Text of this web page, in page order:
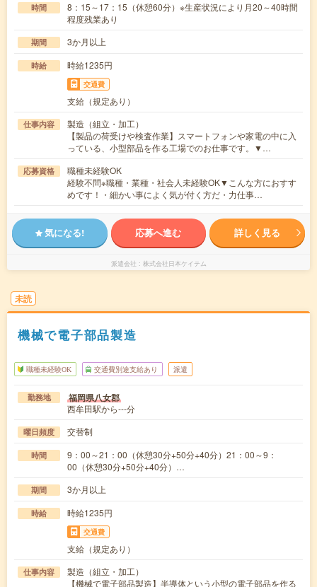
時間
8：15～17：15（休憩60分）※生産状況により月20～40時間
程度残業あり
期間 3か月以上
時給 時給1235円
交通費
支給（規定あり）
仕事内容
製造（組立・加工）
【製品の荷受けや検査作業】スマートフォンや家電の中に入
っている、小型部品を作る工場でのお仕事です。▼…
応募資格
職種未経験OK
経験不問※職種・業種・社会人未経験OK▼こんな方におすす
めです！・細かい事によく気が付く方だ・力仕事…
気になる! 応募へ進む 詳しく見る
派遣会社 株式会社日本ケイテム
未読
機械で電子部品製造
職種未経験OK 交通費別途支給あり 派遣
勤務地 福岡県八女郡
西牟田駅から---分
曜日頻度 交替制
時間
9：00～21：00（休憩30分+50分+40分）21：00～9：
00（休憩30分+50分+40分）…
期間 3か月以上
時給 時給1235円
交通費
支給（規定あり）
仕事内容
製造（組立・加工）
【機械で電子部品製造】半導体という小型の電子部品を作る